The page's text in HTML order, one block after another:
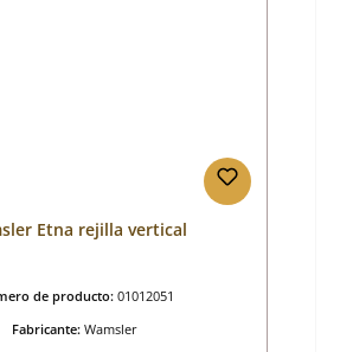
Etna rejilla vertical
de producto: 01012051
Fabricante: Wamsler